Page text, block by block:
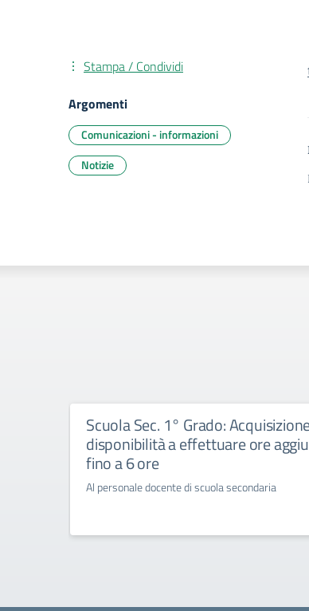
Stampa / Condividi
Argomenti
Comunicazioni - informazioni
Notizie
Scuola Sec. 1° Grado:
disponibilità a effettuare ore
fino a 6 ore
Al personale docente di scuola secondaria